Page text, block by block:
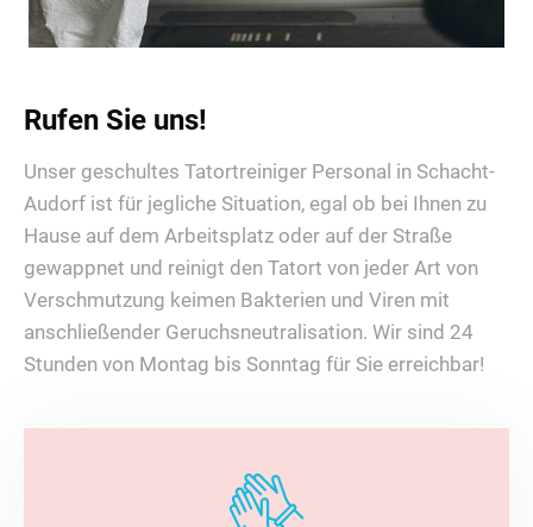
Rufen Sie uns!
Unser geschultes Tatortreiniger Personal in Schacht-
Audorf ist für jegliche Situation, egal ob bei Ihnen zu
Hause auf dem Arbeitsplatz oder auf der Straße
gewappnet und reinigt den Tatort von jeder Art von
Verschmutzung keimen Bakterien und Viren mit
anschließender Geruchsneutralisation. Wir sind 24
Stunden von Montag bis Sonntag für Sie erreichbar!